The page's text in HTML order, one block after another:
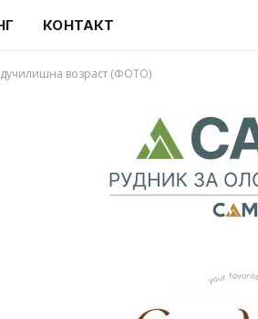
КОНТАКТ
возраст (ФОТО)